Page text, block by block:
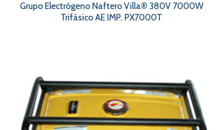
Grupo Electrógeno Naftero Villa® 380V 7000W
Trifásico AE IMP. PX7000T